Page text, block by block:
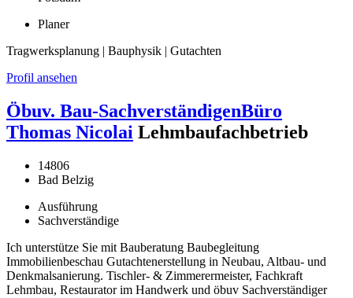
Planer
Tragwerksplanung | Bauphysik | Gutachten
Profil ansehen
Öbuv. Bau-SachverständigenBüro
Thomas Nicolai Lehmbaufachbetrieb
14806
Bad Belzig
Ausführung
Sachverständige
Ich unterstütze Sie mit Bauberatung Baubegleitung
Immobilienbeschau Gutachtenerstellung in Neubau, Altbau- und
Denkmalsanierung. Tischler- & Zimmerermeister, Fachkraft
Lehmbau, Restaurator im Handwerk und öbuv Sachverständiger